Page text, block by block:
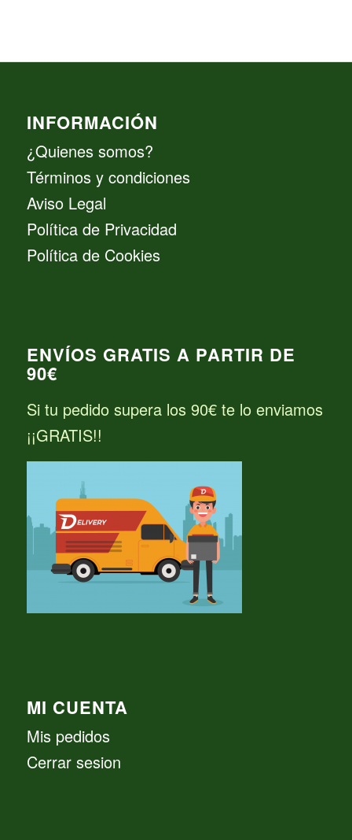
INFORMACIÓN
¿Quienes somos?
Términos y condiciones
Aviso Legal
Política de Privacidad
Política de Cookies
ENVÍOS GRATIS A PARTIR DE
90€
Si tu pedido supera los 90€ te lo enviamos
¡¡GRATIS!!
MI CUENTA
Mis pedidos
Cerrar sesion